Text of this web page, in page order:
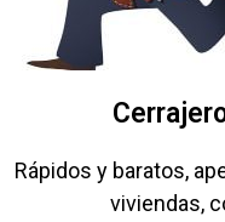
Rápidos y baratos,
viviendas,